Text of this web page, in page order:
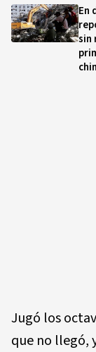
En
sin
Jugó los
que no llegó,